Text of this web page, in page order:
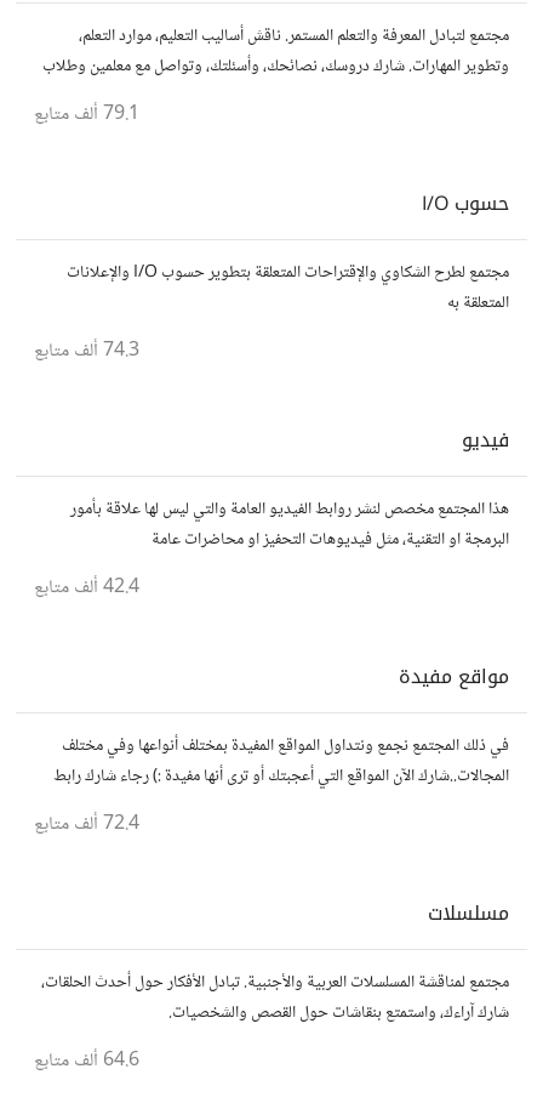
مجتمع لتبادل المعرفة والتعلم المستمر. ناقش أساليب التعليم، موارد التعلم،
وتطوير المهارات. شارك دروسك، نصائحك، وأسئلتك، وتواصل مع معلمين وطلاب
79.1 ألف متابع
حسوب I/O
مجتمع لطرح الشكاوي والإقتراحات المتعلقة بتطوير حسوب I/O والإعلانات
المتعلقة به
74.3 ألف متابع
فيديو
هذا المجتمع مخصص لنشر روابط الفيديو العامة والتي ليس لها علاقة بأمور
البرمجة او التقنية، مثل فيديوهات التحفيز او محاضرات عامة
42.4 ألف متابع
مواقع مفيدة
في ذلك المجتمع نجمع ونتداول المواقع المفيدة بمختلف أنواعها وفي مختلف
المجالات..شارك الآن المواقع التي أعجبتك أو ترى أنها مفيدة :) رجاء شارك رابط
72.4 ألف متابع
مسلسلات
مجتمع لمناقشة المسلسلات العربية والأجنبية. تبادل الأفكار حول أحدث الحلقات،
شارك آراءك، واستمتع بنقاشات حول القصص والشخصيات.
64.6 ألف متابع